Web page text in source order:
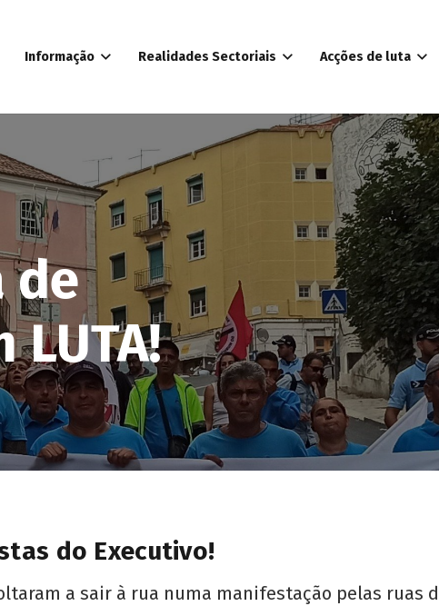
Informação Realidades Sectoriais Acções de luta
de
LUTA!
do Executivo!
a sair à rua numa manifestação pelas ruas